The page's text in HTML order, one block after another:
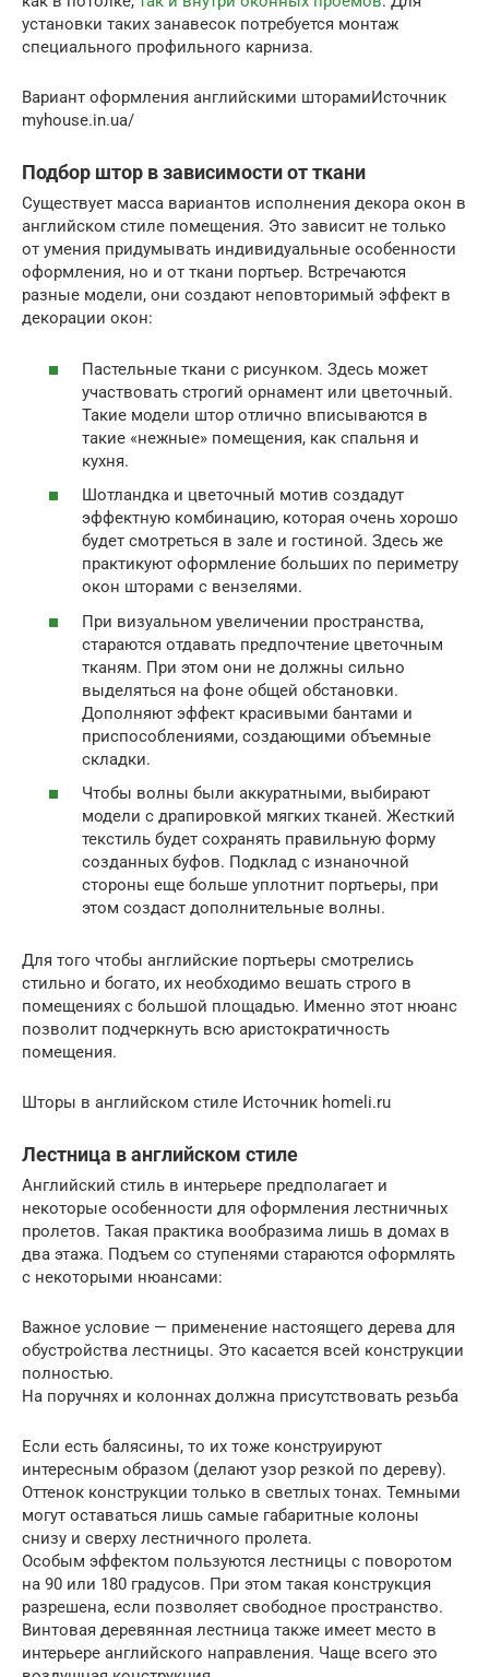
установки таких занавесок потребуется монтаж
специального профильного карниза.
Вариант оформления английскими шторамиИсточник
myhouse.in.ua/
Подбор штор в зависимости от ткани
Существует масса вариантов исполнения декора окон в
английском стиле помещения. Это зависит не только
от умения придумывать индивидуальные особенности
оформления, но и от ткани портьер. Встречаются
разные модели, они создают неповторимый эффект в
декорации окон:
Пастельные ткани с рисунком. Здесь может
участвовать строгий орнамент или цветочный.
Такие модели штор отлично вписываются в
такие «нежные» помещения, как спальня и
кухня.
Шотландка и цветочный мотив создадут
эффектную комбинацию, которая очень хорошо
будет смотреться в зале и гостиной. Здесь же
практикуют оформление больших по периметру
окон шторами с вензелями.
При визуальном увеличении пространства,
стараются отдавать предпочтение цветочным
тканям. При этом они не должны сильно
выделяться на фоне общей обстановки.
Дополняют эффект красивыми бантами и
приспособлениями, создающими объемные
складки.
Чтобы волны были аккуратными, выбирают
модели с драпировкой мягких тканей. Жесткий
текстиль будет сохранять правильную форму
созданных буфов. Подклад с изнаночной
стороны еще больше уплотнит портьеры, при
этом создаст дополнительные волны.
Для того чтобы английские портьеры смотрелись
стильно и богато, их необходимо вешать строго в
помещениях с большой площадью. Именно этот нюанс
позволит подчеркнуть всю аристократичность
помещения.
Шторы в английском стиле Источник homeli.ru
Лестница в английском стиле
Английский стиль в интерьере предполагает и
некоторые особенности для оформления лестничных
пролетов. Такая практика вообразима лишь в домах в
два этажа. Подъем со ступенями стараются оформлять
с некоторыми нюансами:
Важное условие — применение настоящего дерева для
обустройства лестницы. Это касается всей конструкции
полностью.
На поручнях и колоннах должна присутствовать резьба
Если есть балясины, то их тоже конструируют
интересным образом (делают узор резкой по дереву).
Оттенок конструкции только в светлых тонах. Темными
могут оставаться лишь самые габаритные колоны
снизу и сверху лестничного пролета.
Особым эффектом пользуются лестницы с поворотом
на 90 или 180 градусов. При этом такая конструкция
разрешена, если позволяет свободное пространство.
Винтовая деревянная лестница также имеет место в
интерьере английского направления. Чаще всего это